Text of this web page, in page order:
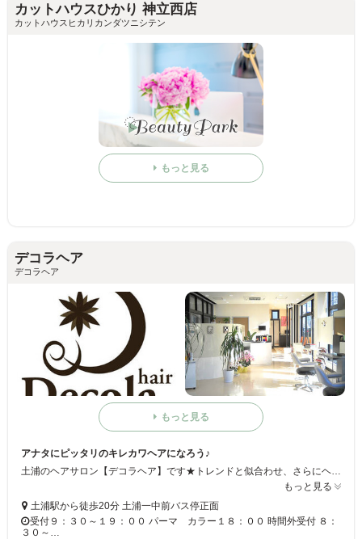
カットハウスひかり 神立西店
カットハウスヒカリカンダツニシテン
もっと見る
デコラヘア
デコラヘア
もっと見る
アナタにピッタリのキレカワヘアになろう♪
土浦のヘアサロン【デコラヘア】です★トレンドと似合わせ、さらにヘアケアにこだわっています！！アナタだけのキレカワヘアにチェンジしちゃいましょう◎キッズスペースもあるので、ママも安心してお越しください☆
もっと見る
土浦駅から徒歩20分 土浦一中前バス停正面
受付９：３０～１９：００ パーマ カラー１８：００ 時間外受付 ８：
３０～…